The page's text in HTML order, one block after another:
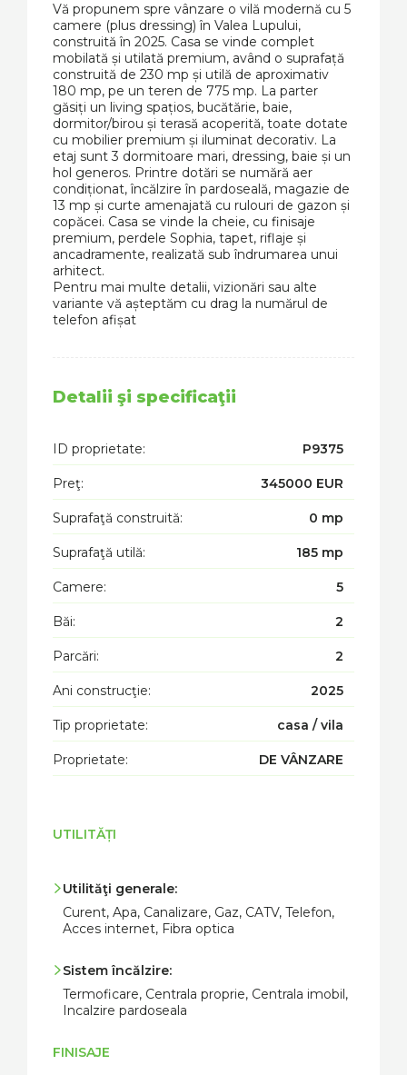
Vă propunem spre vânzare o vilă modernă cu 5
camere (plus dressing) în Valea Lupului,
construită în 2025. Casa se vinde complet
mobilată și utilată premium, având o suprafață
construită de 230 mp și utilă de aproximativ
180 mp, pe un teren de 775 mp. La parter
găsiți un living spațios, bucătărie, baie,
dormitor/birou și terasă acoperită, toate dotate
cu mobilier premium și iluminat decorativ. La
etaj sunt 3 dormitoare mari, dressing, baie și un
hol generos. Printre dotări se numără aer
condiționat, încălzire în pardoseală, magazie de
13 mp și curte amenajată cu rulouri de gazon și
copăcei. Casa se vinde la cheie, cu finisaje
premium, perdele Sophia, tapet, riflaje și
ancadramente, realizată sub îndrumarea unui
arhitect.
Pentru mai multe detalii, vizionări sau alte
variante vă așteptăm cu drag la numărul de
telefon afișat
Detalii şi specificaţii
ID proprietate: P9375
Preţ: 345000 EUR
Suprafaţă construită: 0 mp
Suprafaţă utilă: 185 mp
Camere: 5
Băi: 2
Parcări: 2
Ani construcţie: 2025
Tip proprietate: casa / vila
Proprietate: DE VÂNZARE
UTILITĂȚI
Utilităţi generale:
Curent, Apa, Canalizare, Gaz, CATV, Telefon,
Acces internet, Fibra optica
Sistem încălzire:
Termoficare, Centrala proprie, Centrala imobil,
Incalzire pardoseala
FINISAJE